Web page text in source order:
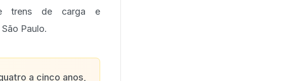
trens de carga e
Paulo.
a cinco anos,